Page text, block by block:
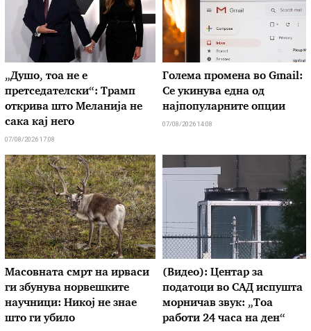
„Душо, тоа не е
претседателски“: Трамп
открива што Меланија не
сака кај него
07/08/2026 17:08
Голема промена во Gmail:
Се укинува една од
најпопуларните опции
07/08/2026 14:08
Масовната смрт на ирваси
ги збунува норвешките
научници: Никој не знае
што ги убило
(Видео): Центар за
податоци во САД испушта
морничав звук: „Тоа
работи 24 часа на ден“